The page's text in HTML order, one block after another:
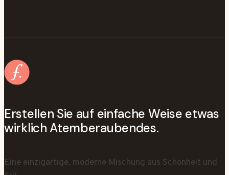
Erstellen Sie auf einfache Weise etwas
wirklich Atemberaubendes.
Eine einzigartige, moderne Mischung aus Schönheit und